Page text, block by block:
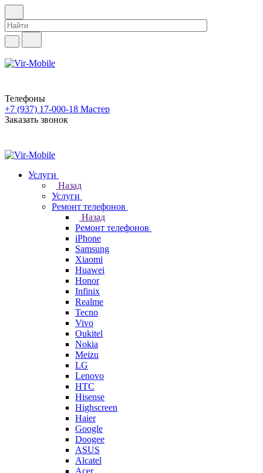
Телефоны
+7 (937) 17-000-18 Мастер
Заказать звонок
Услуги
Назад
Услуги
Ремонт телефонов
Назад
Ремонт телефонов
iPhone
Samsung
Xiaomi
Huawei
Honor
Infinix
Realme
Tecno
Vivo
Oukitel
Nokia
Meizu
LG
Lenovo
HTC
Hisense
Highscreen
Haier
Google
Doogee
ASUS
Alcatel
Acer